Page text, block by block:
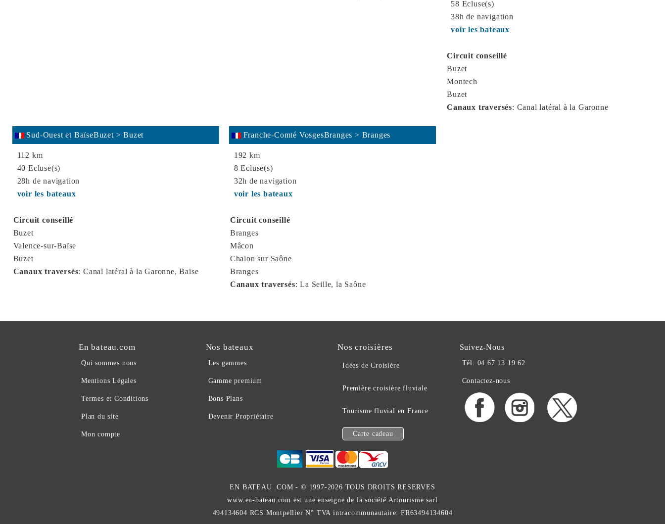
58 Ecluse(s)
38h de navigation
voir les bateaux
Circuit conseillé
Buzet
Montech
Buzet
Canaux traversés: Canal latéral à la Garonne
Sud-Ouest et BaïseBuzet > Buzet
112 km
40 Ecluse(s)
28h de navigation
voir les bateaux
Circuit conseillé
Buzet
Valence-sur-Baïse
Buzet
Canaux traversés: Canal latéral à la Garonne, Baïse
Franche-Comté VosgesBranges > Branges
192 km
8 Ecluse(s)
32h de navigation
voir les bateaux
Circuit conseillé
Branges
Mâcon
Chalon sur Saône
Branges
Canaux traversés: La Seille, la Saône
En bateau.com
Qui sommes nous
Mentions Légales
Termes et Conditions
Plan du site
Mon compte
Nos bateaux
Les gammes
Gamme premium
Bons Plans
Devenir Propriétaire
Nos croisières
Idées de Croisière
Première croisière fluviale
Tourisme fluvial en France
Carte cadeau
Suivez-Nous
Tél: 04 67 13 19 62
Contactez-nous
EN BATEAU .COM - © 1997-2026 TOUS DROITS RESERVES
www.en-bateau.com est une enseigne de la société Artourisme sarl
494134604 RCS Montpellier N° TVA intracommunautaire: FR63494134604